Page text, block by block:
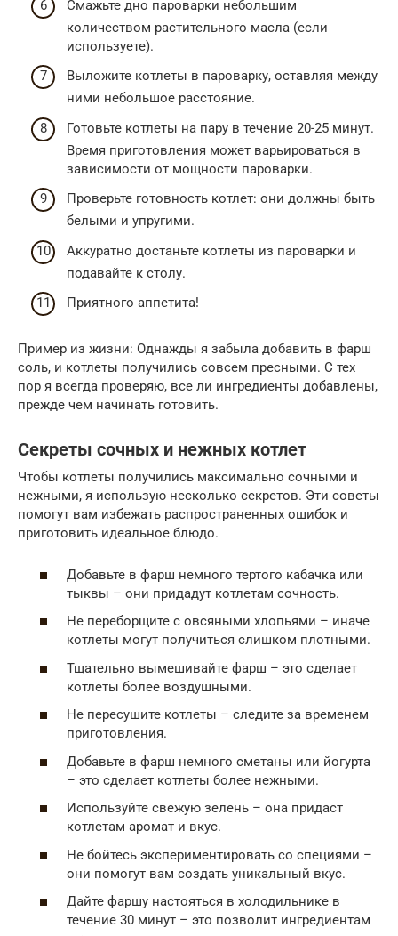
Смажьте дно пароварки небольшим
количеством растительного масла (если
используете).
Выложите котлеты в пароварку, оставляя между
ними небольшое расстояние.
Готовьте котлеты на пару в течение 20-25 минут.
Время приготовления может варьироваться в
зависимости от мощности пароварки.
Проверьте готовность котлет: они должны быть
белыми и упругими.
Аккуратно достаньте котлеты из пароварки и
подавайте к столу.
Приятного аппетита!
Пример из жизни: Однажды я забыла добавить в фарш
соль, и котлеты получились совсем пресными. С тех
пор я всегда проверяю, все ли ингредиенты добавлены,
прежде чем начинать готовить.
Секреты сочных и нежных котлет
Чтобы котлеты получились максимально сочными и
нежными, я использую несколько секретов. Эти советы
помогут вам избежать распространенных ошибок и
приготовить идеальное блюдо.
Добавьте в фарш немного тертого кабачка или
тыквы – они придадут котлетам сочность.
Не переборщите с овсяными хлопьями – иначе
котлеты могут получиться слишком плотными.
Тщательно вымешивайте фарш – это сделает
котлеты более воздушными.
Не пересушите котлеты – следите за временем
приготовления.
Добавьте в фарш немного сметаны или йогурта
– это сделает котлеты более нежными.
Используйте свежую зелень – она придаст
котлетам аромат и вкус.
Не бойтесь экспериментировать со специями –
они помогут вам создать уникальный вкус.
Дайте фаршу настояться в холодильнике в
течение 30 минут – это позволит ингредиентам